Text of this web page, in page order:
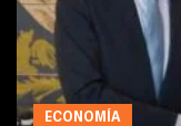
ECONOMÍA